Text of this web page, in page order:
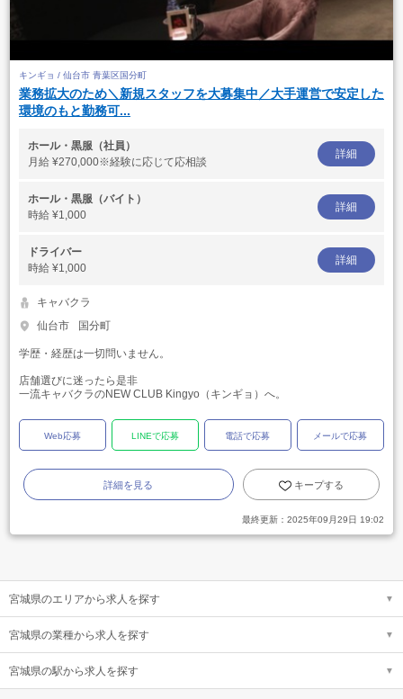
キンギョ / 仙台市 青葉区国分町
業務拡大のため＼新規スタッフを大募集中／大手運営で安定した
環境のもと勤務可...
ホール・黒服（社員）
月給 ¥270,000※経験に応じて応相談
詳細
ホール・黒服（バイト）
時給 ¥1,000
詳細
ドライバー
時給 ¥1,000
詳細
キャバクラ
仙台市
国分町
学歴・経歴は一切問いません。
店舗選びに迷ったら是非
一流キャバクラのNEW CLUB Kingyo（キンギョ）へ。
Web応募 LINEで応募 電話で応募 メールで応募
詳細を見る キープする
最終更新： 2025年09月29日 19:02
宮城県のエリアから求人を探す
宮城県の業種から求人を探す
宮城県の駅から求人を探す